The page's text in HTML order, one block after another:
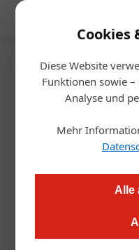
Cookies
Diese Website
Funktionen sowie
Analyse und
Mehr
Alle
Alexander Grübling
"Wir hängen weiter in der
weiter auf sich warten.
mittlerweile auch für viele